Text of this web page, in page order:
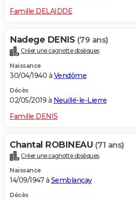
Famille DELAIDDE
Nadege DENIS (79 ans)
Créer une cagnotte obsèques
Naissance
30/04/1940 à Vendôme
Décès
02/05/2019 à Neuillé-le-Lierre
Famille DENIS
Chantal ROBINEAU (71 ans)
Créer une cagnotte obsèques
Naissance
14/09/1947 à Semblançay
Décès